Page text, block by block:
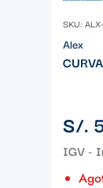
SKU:
Alex
Precio
regular
S/.